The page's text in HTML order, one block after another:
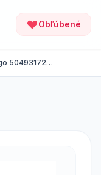
Obľúbené
50493172